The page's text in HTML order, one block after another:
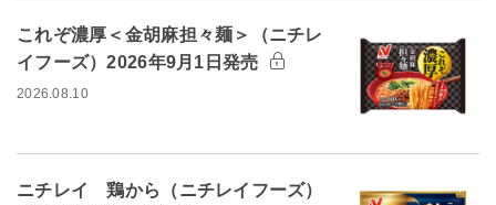
これぞ濃厚＜金胡麻担々麺＞（ニチレ
イフーズ）2026年9月1日発売
2026.08.10
ニチレイ 鶏から（ニチレイフーズ）